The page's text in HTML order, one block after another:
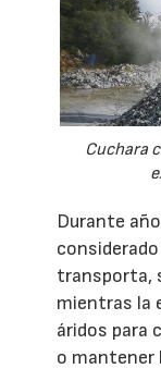
Cuchara
Durante
transporta,
mientras la
áridos para
o